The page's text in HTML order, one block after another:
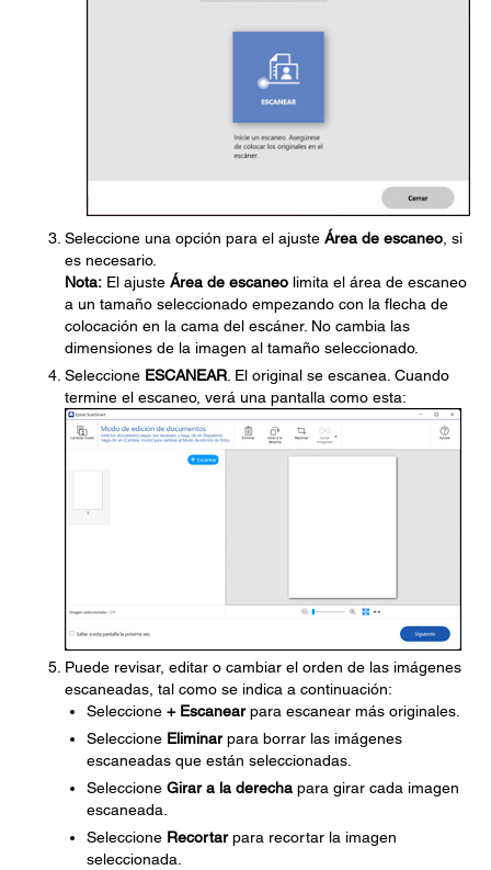
Seleccione una opción para el ajuste Área de escaneo , si
es necesario.
Nota: El ajuste Área de escaneo limita el área de escaneo
a un tamaño seleccionado empezando con la flecha de
colocación en la cama del escáner. No cambia las
dimensiones de la imagen al tamaño seleccionado.
Seleccione ESCANEAR . El original se escanea. Cuando
termine el escaneo, verá una pantalla como esta:
Puede revisar, editar o cambiar el orden de las imágenes
escaneadas, tal como se indica a continuación:
Seleccione + Escanearpara escanear más originales.
Seleccione Eliminarpara borrar las imágenes
escaneadas que están seleccionadas.
Seleccione Girar a la derecha para girar cada imagen
escaneada.
Seleccione Recortarpara recortar la imagen
seleccionada.